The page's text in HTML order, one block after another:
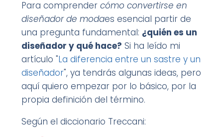
Para comprender cómo convertirse en
diseñador de modaes esencial partir de
una pregunta fundamental: ¿quién es un
diseñador y qué hace? Si ha leído mi
artículo "La diferencia entre un sastre y un
diseñador", ya tendrás algunas ideas, pero
aquí quiero empezar por lo básico, por la
propia definición del término.
Según el diccionario Treccani: